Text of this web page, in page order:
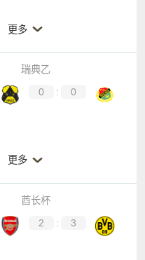
更多
瑞典乙
0 :
0
更多
酋长杯
2 :
3